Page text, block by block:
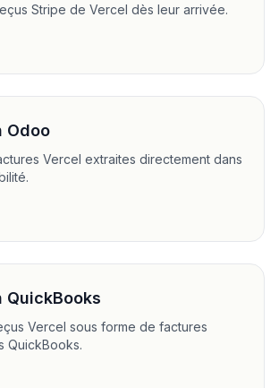
Stripe de Vercel dès leur arrivée.
Odoo
Vercel extraites directement dans
Vercel sous forme de factures
QuickBooks.